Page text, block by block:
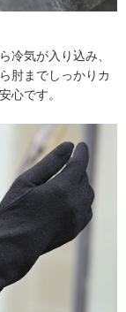
冷気が入り込み、
肘までしっかりカ
心です。